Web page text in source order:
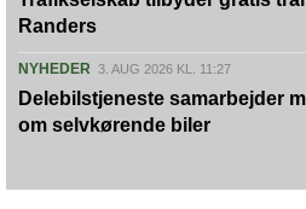
Randers
NYHEDER 3. AUG 2026 KL. 11:27
Delebilstjeneste samarbejder
om selvkørende biler